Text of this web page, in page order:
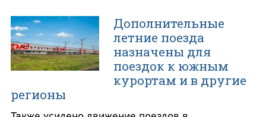
Дополнительные
летние поезда
назначены для
поездок к южным
курортам и в другие
регионы